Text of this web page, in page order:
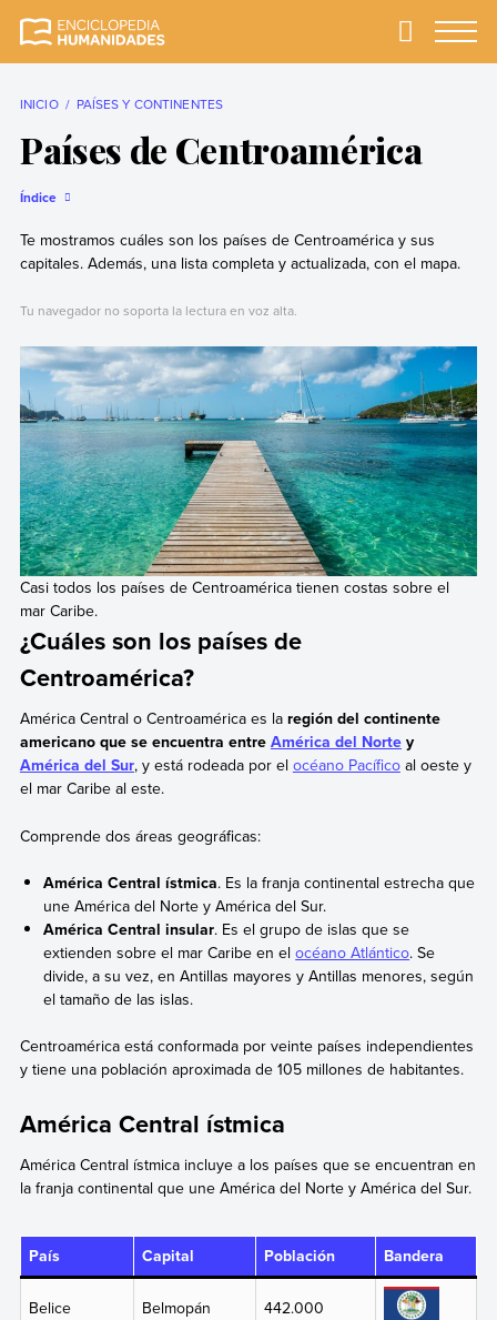
completa y más
Primary
INICIO PAÍSES Y CONTINENTES
Países de Centroamérica
Índice
Te mostramos cuáles son los países de Centroamérica y sus
capitales. Además, una lista completa y actualizada, con el mapa.
Tu navegador no soporta la lectura en voz alta.
Casi todos los países de Centroamérica tienen costas sobre el
mar Caribe.
¿Cuáles son los países de
Centroamérica?
América Central o Centroamérica es la región del continente
americano que se encuentra entre América del Nortey
América del Sur, y está rodeada por el océano Pacíficoal oeste y
el mar Caribe al este.
Comprende dos áreas geográficas:
América Central ístmica. Es la franja continental estrecha que
une América del Norte y América del Sur.
América Central insular. Es el grupo de islas que se
extienden sobre el mar Caribe en elocéano Atlántico. Se
divide, a su vez, en Antillas mayores y Antillas menores, según
el tamaño de las islas.
Centroamérica está conformada por veinte países independientes
y tiene una población aproximada de 105 millones de habitantes.
América Central ístmica
América Central ístmica incluye a los países que se encuentran en
la franja continental que une América del Norte y América del Sur.
País Capital Población Bandera
Belice Belmopán 442.000